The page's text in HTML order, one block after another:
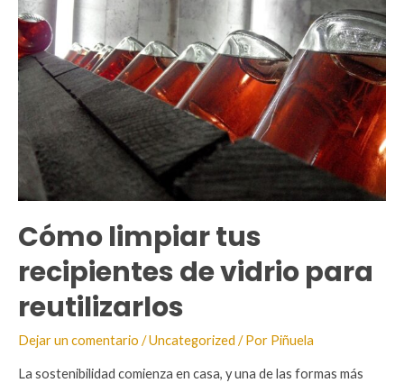
Cómo limpiar tus
recipientes de vidrio para
reutilizarlos
Dejar un comentario /Uncategorized / Por Piñuela
La sostenibilidad comienza en casa, y una de las formas más